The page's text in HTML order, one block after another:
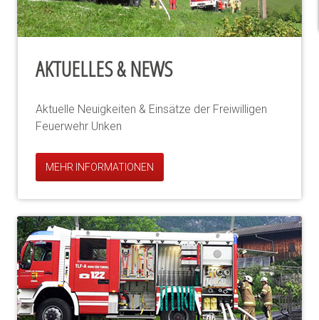
AKTUELLES & NEWS
Aktuelle Neuigkeiten & Einsätze der Freiwilligen
Feuerwehr Unken
MEHR INFORMATIONEN